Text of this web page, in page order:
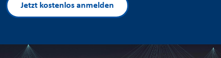
Jetzt kostenlos anmelden